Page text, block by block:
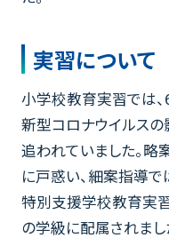
実習について
小学校教育実習では、
新型コロナウイルスの
追われていました。
に戸惑い、細案指導
特別支援学校教育実
の学級に配属されま